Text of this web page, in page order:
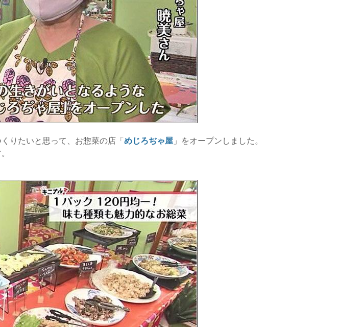
くりたいと思って、お惣菜の店「 めじろぢゃ屋 」をオープンしました。